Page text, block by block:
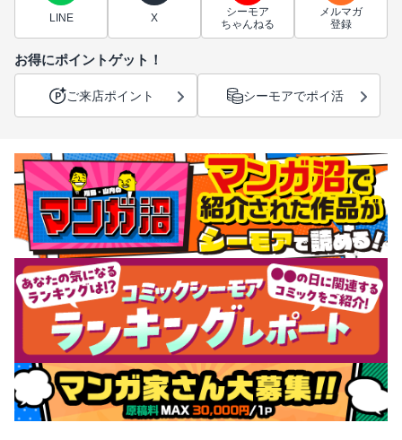
LINE X
シーモア
ちゃんねる
メルマガ
登録
お得にポイントゲット！
ご来店ポイント シーモアでポイ活